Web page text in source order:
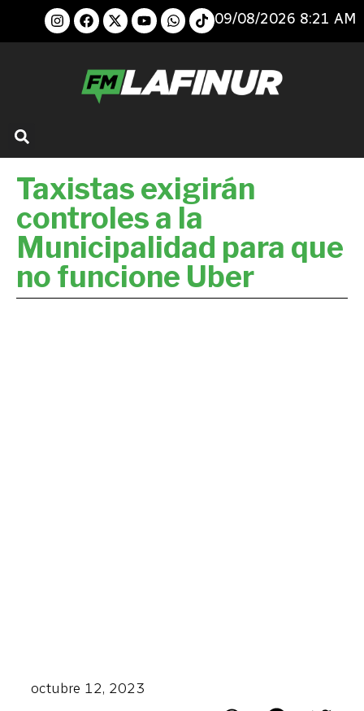
09/08/2026 8:21 AM
Taxistas exigirán
controles a la
Municipalidad para que
no funcione Uber
octubre 12, 2023